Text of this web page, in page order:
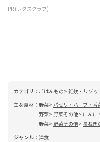
PR (レタスクラブ)
カテゴリ： ごはんもの 雑炊・リゾッ
主な食材： 野菜 パセリ・ハーブ・香
野菜
野菜その他
にんに
野菜
野菜その他 長ねぎ
ジャンル： 洋食